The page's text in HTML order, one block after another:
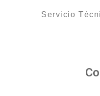
Servicio